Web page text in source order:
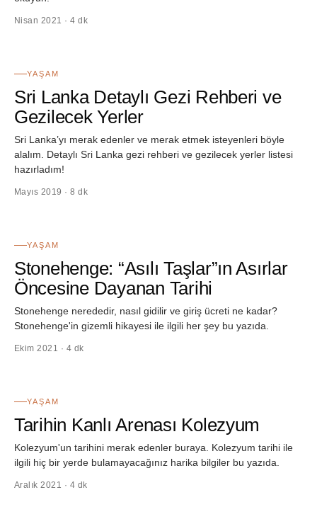
Nisan 2021 · 4 dk
YAŞAM
Sri Lanka Detaylı Gezi Rehberi ve
Gezilecek Yerler
Sri Lanka’yı merak edenler ve merak etmek isteyenleri böyle
alalım. Detaylı Sri Lanka gezi rehberi ve gezilecek yerler listesi
hazırladım!
Mayıs 2019 · 8 dk
YAŞAM
Stonehenge: “Asılı Taşlar”ın Asırlar
Öncesine Dayanan Tarihi
Stonehenge nerededir, nasıl gidilir ve giriş ücreti ne kadar?
Stonehenge'in gizemli hikayesi ile ilgili her şey bu yazıda.
Ekim 2021 · 4 dk
YAŞAM
Tarihin Kanlı Arenası Kolezyum
Kolezyum'un tarihini merak edenler buraya. Kolezyum tarihi ile
ilgili hiç bir yerde bulamayacağınız harika bilgiler bu yazıda.
Aralık 2021 · 4 dk